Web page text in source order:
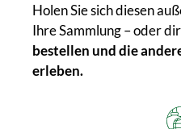
Holen Sie sich diesen
Ihre Sammlung – oder
bestellen und die
erleben.